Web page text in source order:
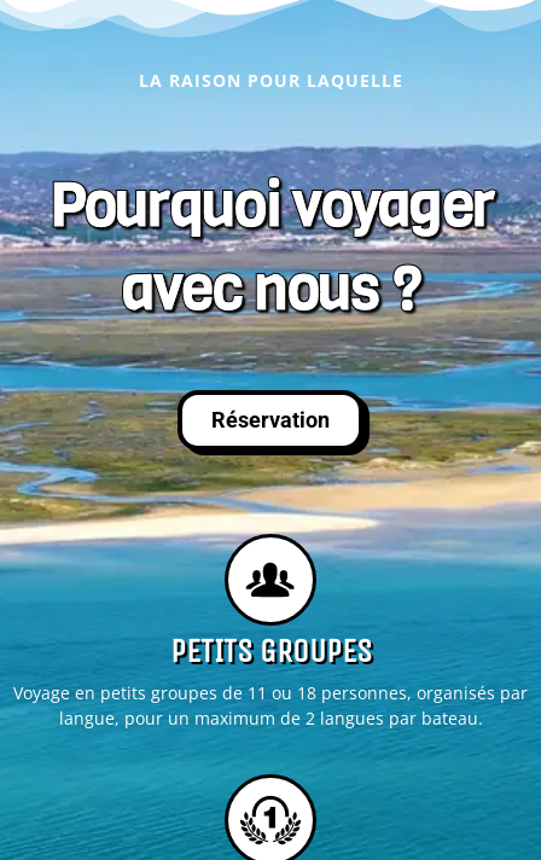
LA RAISON POUR LAQUELLE
Pourquoi voyager
avec nous ?
Réservation
PETITS GROUPES
Voyage en petits groupes de 11 ou 18 personnes, organisés par
langue, pour un maximum de 2 langues par bateau.